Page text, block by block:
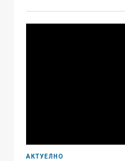
АКТУЕЛНО